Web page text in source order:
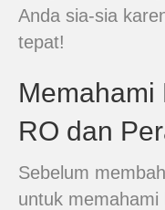
Anda sia-sia
tepat!
Memahami
RO dan
Sebelum
untuk